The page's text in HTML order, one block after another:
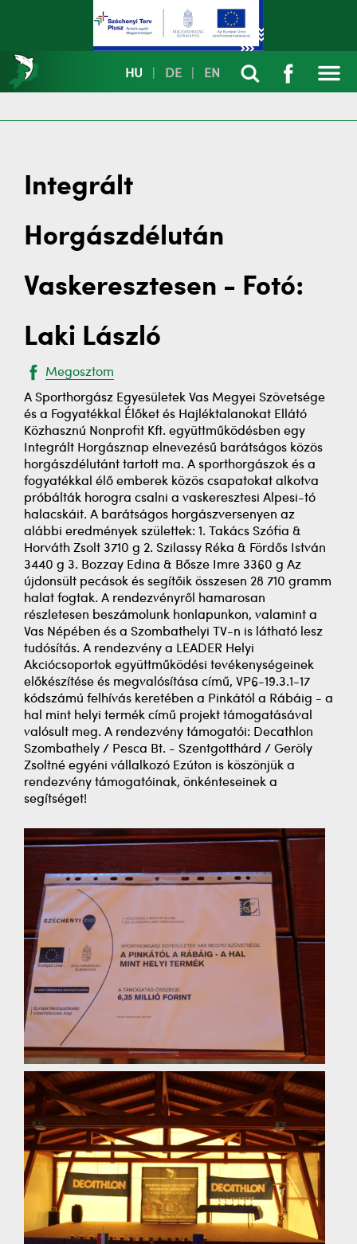
HU DE EN
Integrált
Horgászdélután
Vaskeresztesen - Fotó:
Laki László
Megosztom
A Sporthorgász Egyesületek Vas Megyei Szövetsége
és a Fogyatékkal Élőket és Hajléktalanokat Ellátó
Közhasznú Nonprofit Kft. együttműködésben egy
Integrált Horgásznap elnevezésű barátságos közös
horgászdélutánt tartott ma. A sporthorgászok és a
fogyatékkal élő emberek közös csapatokat alkotva
próbálták horogra csalni a vaskeresztesi Alpesi-tó
halacskáit. A barátságos horgászversenyen az
alábbi eredmények születtek: 1. Takács Szófia &
Horváth Zsolt 3710 g 2. Szilassy Réka & Fördős István
3440 g 3. Bozzay Edina & Bősze Imre 3360 g Az
újdonsült pecások és segítőik összesen 28 710 gramm
halat fogtak. A rendezvényről hamarosan
részletesen beszámolunk honlapunkon, valamint a
Vas Népében és a Szombathelyi TV-n is látható lesz
tudósítás. A rendezvény a LEADER Helyi
Akciócsoportok együttműködési tevékenységeinek
előkészítése és megvalósítása című, VP6-19.3.1-17
kódszámú felhívás keretében a Pinkától a Rábáig - a
hal mint helyi termék című projekt támogatásával
valósult meg. A rendezvény támogatói: Decathlon
Szombathely / Pesca Bt. - Szentgotthárd / Geröly
Zsoltné egyéni vállalkozó Ezúton is köszönjük a
rendezvény támogatóinak, önkénteseinek a
segítséget!